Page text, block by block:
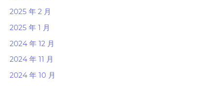
2025 年 2 月
2025 年 1 月
2024 年 12 月
2024 年 11 月
2024 年 10 月